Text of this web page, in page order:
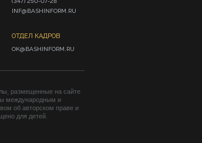
INF@BASHINFORM.RU
ОТДЕЛ КАДРОВ
OK@BASHINFORM.RU
размещенные на сайте
международным и
об авторском праве и
для детей.